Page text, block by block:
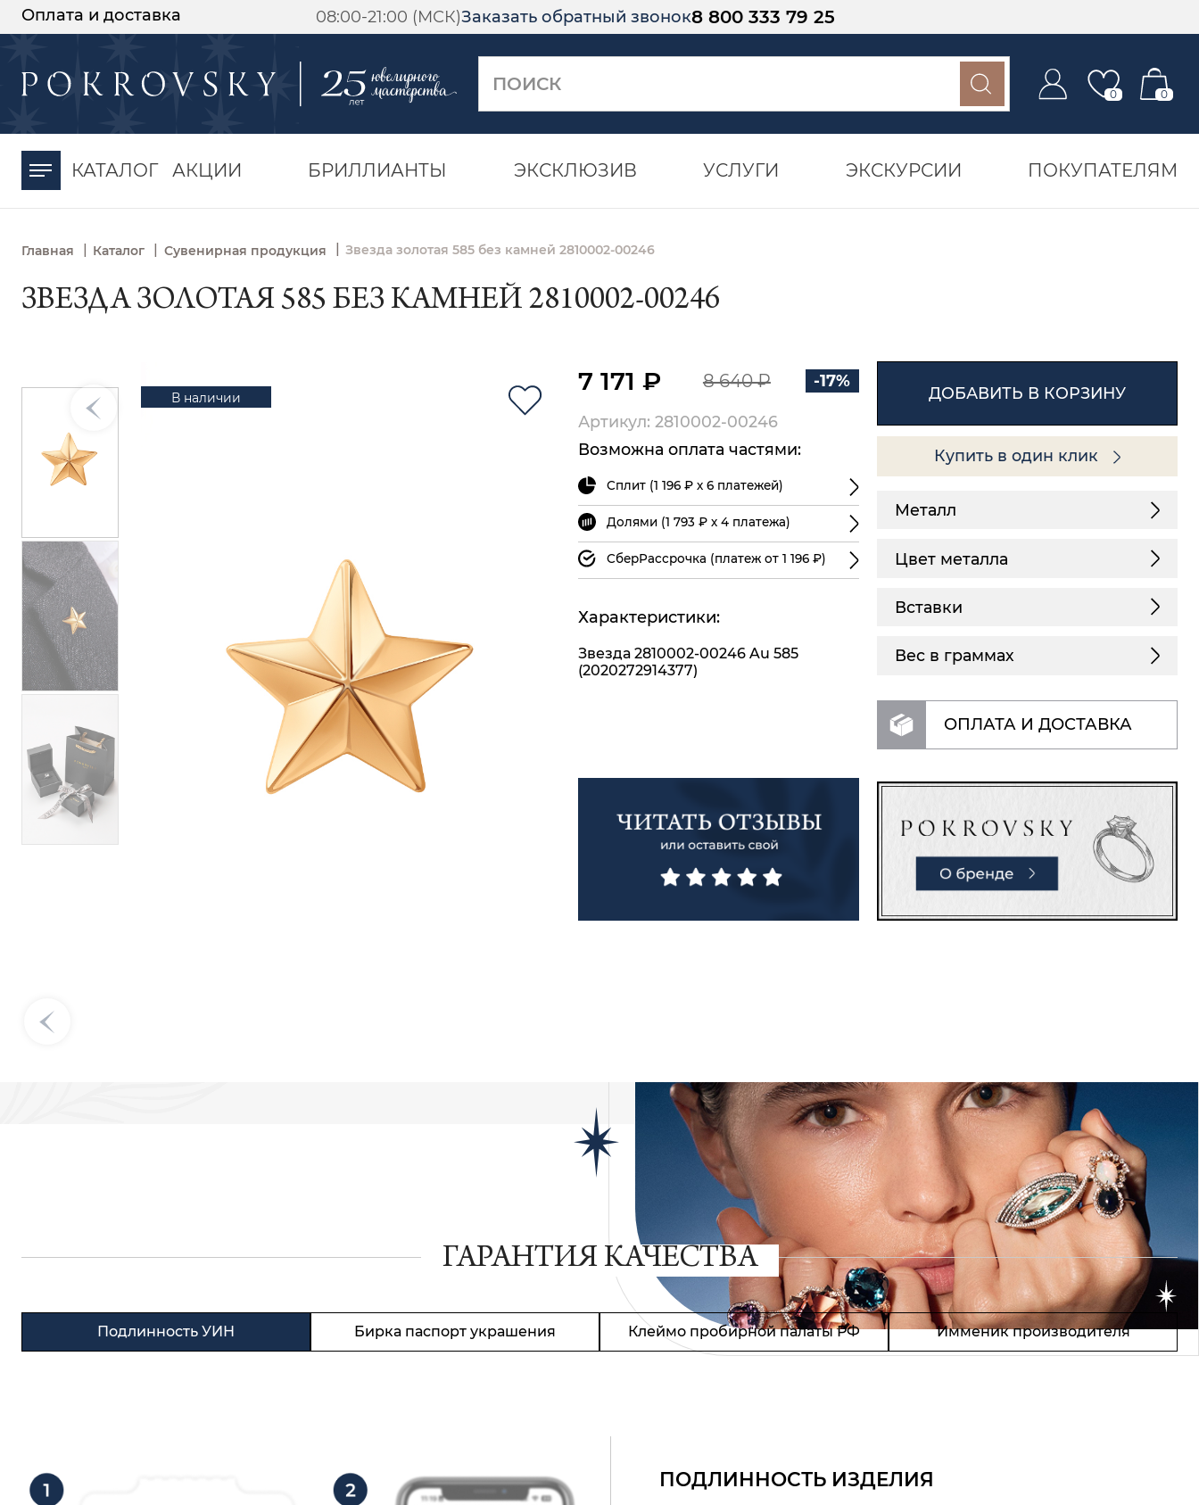
Оплата и доставка 08:00-21:00 (МСК)Заказать обратный звонок8 800 333 79 25
0 0
КАТАЛОГ АКЦИИ БРИЛЛИАНТЫ ЭКСКЛЮЗИВ УСЛУГИ ЭКСКУРСИИ ПОКУПАТЕЛЯМ
Главная | Каталог | Сувенирная продукция Звезда золотая 585 без камней 2810002-00246
ЗВЕЗДА ЗОЛОТАЯ 585 БЕЗ КАМНЕЙ 2810002-00246
В наличии
7 171 ₽ 8 640 ₽ -17%
Артикул: 2810002-00246
Возможна оплата частями:
Сплит (1 196 ₽ х 6 платежей)
Долями (1 793 ₽ х 4 платежа)
СберРассрочка (платеж от 1 196 ₽)
Характеристики:
Звезда 2810002-00246 Au 585
(2020272914377)
ДОБАВИТЬ В КОРЗИНУ
Купить в один клик
Металл
Цвет металла
Вставки
Вес в граммах
ОПЛАТА И ДОСТАВКА
ГАРАНТИЯ КАЧЕСТВА
Подлинность УИН Бирка паспорт украшения Клеймо пробирной палаты РФ Имменик производителя
ПОДЛИННОСТЬ ИЗДЕЛИЯ
-30%
момента оплаты